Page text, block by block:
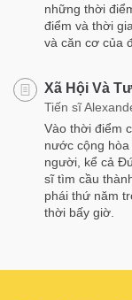
những thời
điểm và thời
và căn cơ của
Xã Hội Và
Tiến sĩ
Vào thời điểm
nước cộng
người, kể cả
sĩ tìm cầu
phái thứ năm
thời bấy giờ.